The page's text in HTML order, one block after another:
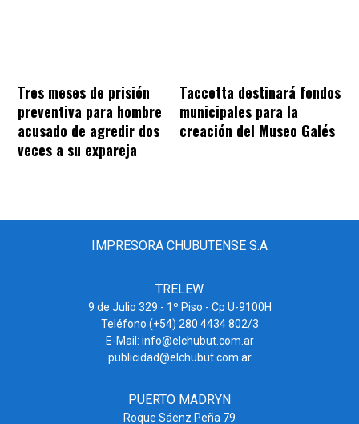
Tres meses de prisión
preventiva para hombre
acusado de agredir dos
veces a su expareja
Taccetta destinará fondos
municipales para la
creación del Museo Galés
IMPRESORA CHUBUTENSE S.A
TRELEW
9 de Julio 329 - 1º Piso - Cp U-9100H
Teléfono (+54) 280 4434 802/3
E-Mail: info@elchubut.com.ar
publicidad@elchubut.com.ar
PUERTO MADRYN
Roque Sáenz Peña 79